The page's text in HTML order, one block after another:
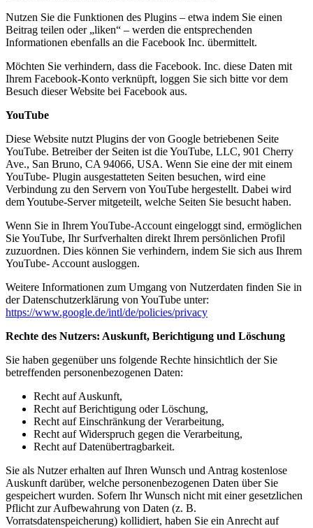
Nutzen Sie die Funktionen des Plugins – etwa indem Sie einen
Beitrag teilen oder „liken“ – werden die entsprechenden
Informationen ebenfalls an die Facebook Inc. übermittelt.
Möchten Sie verhindern, dass die Facebook. Inc. diese Daten mit
Ihrem Facebook-Konto verknüpft, loggen Sie sich bitte vor dem
Besuch dieser Website bei Facebook aus.
YouTube
Diese Website nutzt Plugins der von Google betriebenen Seite
YouTube. Betreiber der Seiten ist die YouTube, LLC, 901 Cherry
Ave., San Bruno, CA 94066, USA. Wenn Sie eine der mit einem
YouTube- Plugin ausgestatteten Seiten besuchen, wird eine
Verbindung zu den Servern von YouTube hergestellt. Dabei wird
dem Youtube-Server mitgeteilt, welche Seiten Sie besucht haben.
Wenn Sie in Ihrem YouTube-Account eingeloggt sind, ermöglichen
Sie YouTube, Ihr Surfverhalten direkt Ihrem persönlichen Profil
zuzuordnen. Dies können Sie verhindern, indem Sie sich aus Ihrem
YouTube- Account ausloggen.
Weitere Informationen zum Umgang von Nutzerdaten finden Sie in
der Datenschutzerklärung von YouTube unter:
https://www.google.de/intl/de/policies/privacy
Rechte des Nutzers: Auskunft, Berichtigung und Löschung
Sie haben gegenüber uns folgende Rechte hinsichtlich der Sie
betreffenden personenbezogenen Daten:
Recht auf Auskunft,
Recht auf Berichtigung oder Löschung,
Recht auf Einschränkung der Verarbeitung,
Recht auf Widerspruch gegen die Verarbeitung,
Recht auf Datenübertragbarkeit.
Sie als Nutzer erhalten auf Ihren Wunsch und Antrag kostenlose
Auskunft darüber, welche personenbezogenen Daten über Sie
gespeichert wurden. Sofern Ihr Wunsch nicht mit einer gesetzlichen
Pflicht zur Aufbewahrung von Daten (z. B.
Vorratsdatenspeicherung) kollidiert, haben Sie ein Anrecht auf